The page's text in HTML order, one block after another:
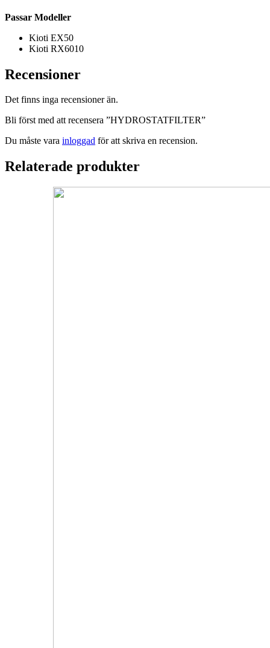
Passar Modeller
Kioti EX50
Kioti RX6010
Recensioner
Det finns inga recensioner än.
Bli först med att recensera ”HYDROSTATFILTER”
Du måste vara inloggad för att skriva en recension.
Relaterade produkter